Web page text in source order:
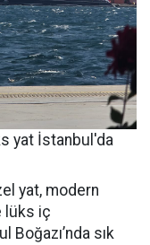
yat İstanbul'da
yat, modern
lüks iç
Boğazı’nda sık